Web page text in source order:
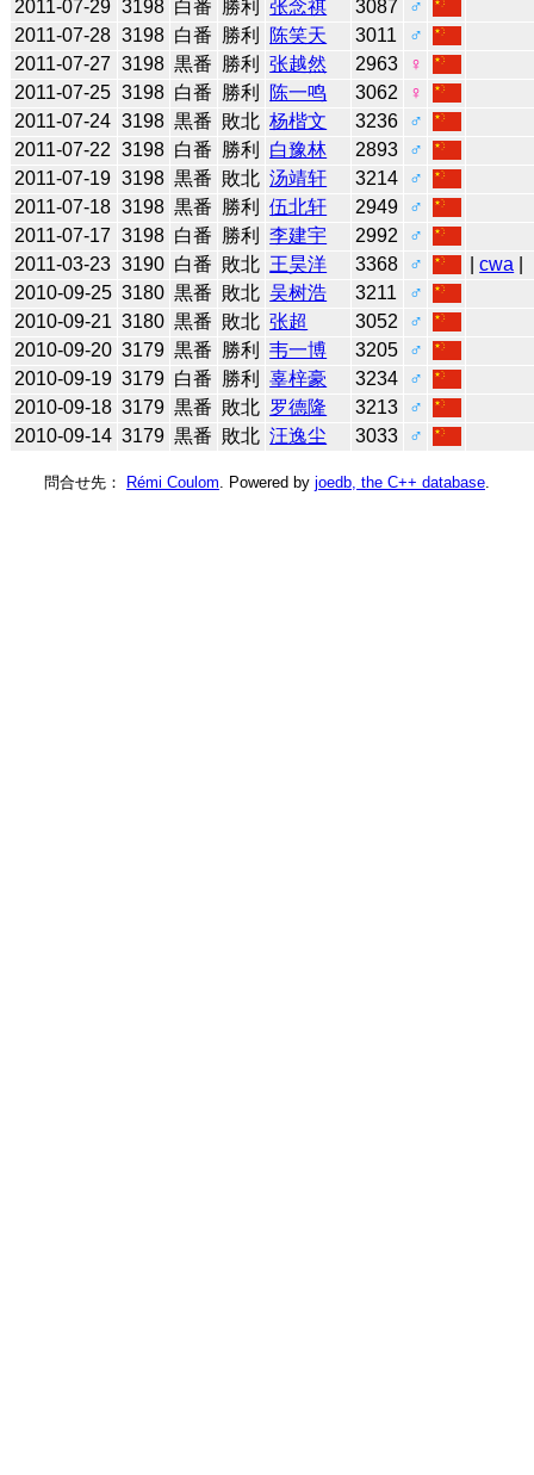
2011-07-29 3198 白番 勝利 张念祺 3087
♂
2011-07-28 3198 白番 勝利 陈笑天 3011
♂
2011-07-27 3198 黒番 勝利 张越然 2963
♀
2011-07-25 3198 白番 勝利 陈一鸣 3062
♀
2011-07-24 3198 黒番 敗北 杨楷文 3236
♂
2011-07-22 3198 白番 勝利 白豫林 2893
♂
2011-07-19 3198 黒番 敗北 汤靖轩 3214
♂
2011-07-18 3198 黒番 勝利 伍北轩 2949
♂
2011-07-17 3198 白番 勝利 李建宇 2992
♂
2011-03-23 3190 白番 敗北 王昊洋 3368 ♂ |cwa
2010-09-25 3180 黒番 敗北 吴树浩 3211
♂
2010-09-21 3180 黒番 敗北 张超 3052
♂
2010-09-20 3179 黒番 勝利 韦一博 3205
♂
2010-09-19 3179 白番 勝利 辜梓豪 3234
♂
2010-09-18 3179 黒番 敗北 罗德隆 3213
♂
2010-09-14 3179 黒番 敗北 汪逸尘 3033 ♂
問合せ先： Rémi Coulom . Powered by joedb, the C++ database